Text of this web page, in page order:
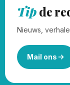
Tipde
Nieuws,
Mail ons